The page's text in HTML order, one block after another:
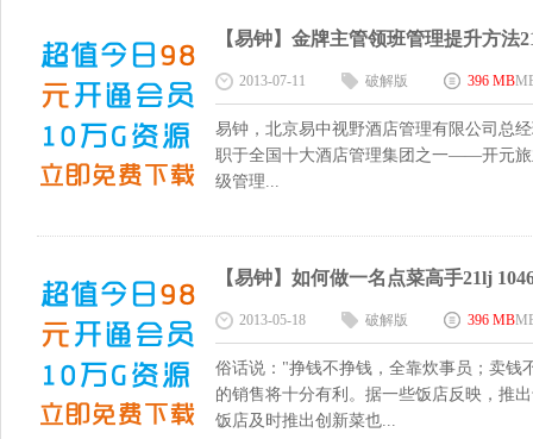
【易钟】金牌主管领班管理提升方法
2013-07-11 破解版 396 MB
易钟，北京易中视野酒店管理有限公司总
职于全国十大酒店管理集团之一——开元旅
级管理...
【易钟】如何做一名点菜高手21lj
2013-05-18 破解版 396 MB
俗话说："挣钱不挣钱，全靠炊事员；卖钱
的销售将十分有利。据一些饭店反映，推
饭店及时推出创新菜也...